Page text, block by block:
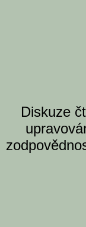
Diskuze